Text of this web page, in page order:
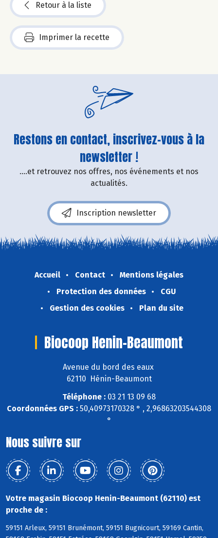
Retour à la liste
Imprimer la recette
Restons en contact, inscrivez-vous à la
newsletter !
....et retrouvez nos offres, nos événements et nos
actualités.
Inscription newsletter
Accueil Contact
Mentions légales
Protection des données
CGU
Gestion des cookies
Plan du site
Biocoop Henin-Beaumont
Avenue du bord des eaux
62110 Hénin-Beaumont
Téléphone : 03 21 13 09 68
Coordonnées GPS : 50,40973170328 ° , 2,96863203544308
°
Nous suivre sur
Votre magasin Biocoop Henin-Beaumont (62110) est
proche de :
59151 Arleux, 59151 Brunémont, 59151 Bugnicourt, 59169 Cantin,